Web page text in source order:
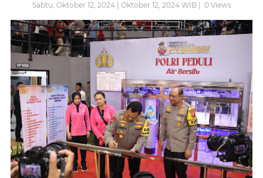
Sabtu, Oktober 12, 2024 | Oktober 12, 2024 WIB | 0Views